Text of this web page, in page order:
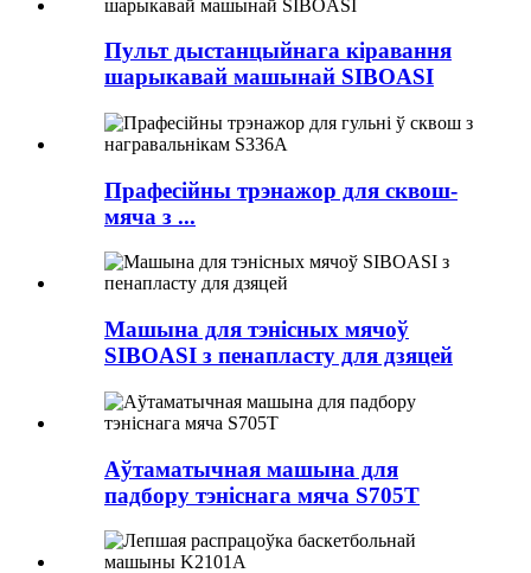
Пульт дыстанцыйнага кіравання
шарыкавай машынай SIBOASI
Прафесійны трэнажор для сквош-
мяча з ...
Машына для тэнісных мячоў
SIBOASI з пенапласту для дзяцей
Аўтаматычная машына для
падбору тэніснага мяча S705T